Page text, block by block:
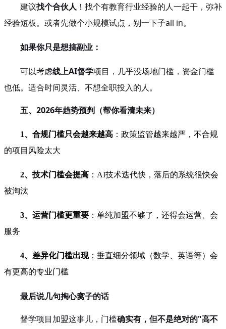
建议找个合伙人 ！找个有教育行业经验的人一起干，弥补
经验短板。或者先做个小规模试点，别一下子all in。
如果你只是想搞副业：
可以考虑线上AI督学项目，几乎没场地门槛，资金门槛
也低。适合时间灵活、不想全职投入的人。
五、2026年趋势预判（帮你看清未来）
1、合规门槛只会越来越高 ：政策监管越来越严，不合规
的项目风险太大
2、技术门槛会提高 ：AI技术迭代快，落后的系统很快会
被淘汰
3、运营门槛更重要 ：单纯加盟不够了，还得会运营、会
服务
4、差异化门槛出现：垂直细分领域（数学、英语等）会
有更高的专业门槛
最后说几句掏心窝子的话
督学项目加盟这事儿，门槛确实有，但不是绝对的"高不